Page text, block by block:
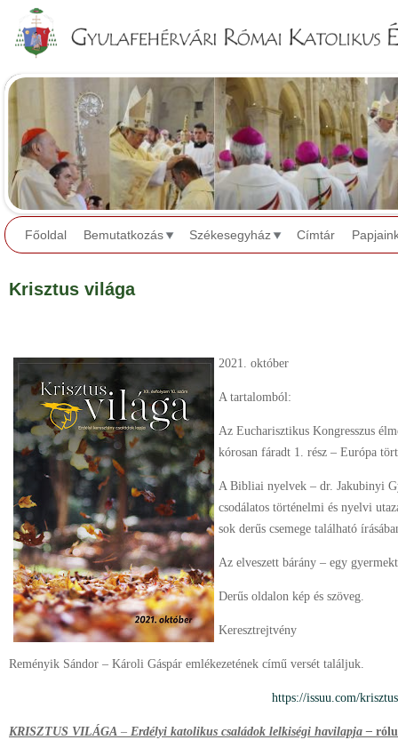
Főoldal Bemutatkozás Székesegyház Címtár
Krisztus világa
2021. október
A tartalomból:
Az Eucharisztikus Kongresszus
kórosan fáradt 1. rész – Európa
A Bibliai nyelvek – dr. Jakubinyi
csodálatos történelmi és nyelvi
sok derűs csemege található
Az elveszett bárány – egy
Derűs oldalon kép és szöveg.
Keresztrejtvény
Reményik Sándor – Károli Gáspár emlékezetének című versét találjuk.
https://issuu.com/
KRISZTUS VILÁGA – Erdélyi katolikus családok lelkiségi havilapja –